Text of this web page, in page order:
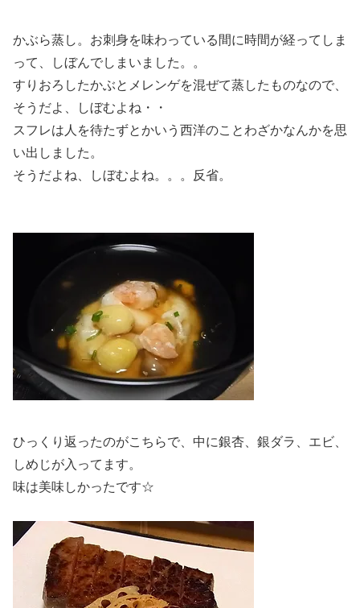
かぶら蒸し。お刺身を味わっている間に時間が経ってしま
って、しぼんでしまいました。。
すりおろしたかぶとメレンゲを混ぜて蒸したものなので、
そうだよ、しぼむよね・・
スフレは人を待たずとかいう西洋のことわざかなんかを思
い出しました。
そうだよね、しぼむよね。。。反省。
ひっくり返ったのがこちらで、中に銀杏、銀ダラ、エビ、
しめじが入ってます。
味は美味しかったです☆